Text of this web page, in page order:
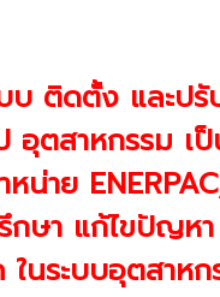
บ ติดตั้ง และปรั
อุตสาหกรรม เ
น่าย
กษา แก้ไขปัญห
นระบบอุตสาหก